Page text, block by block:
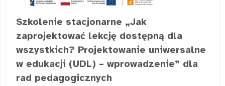
Szkolenie stacjonarne „Jak
zaprojektować lekcję dostępną dla
wszystkich? Projektowanie uniwersalne
w edukacji (UDL) – wprowadzenie” dla
rad pedagogicznych